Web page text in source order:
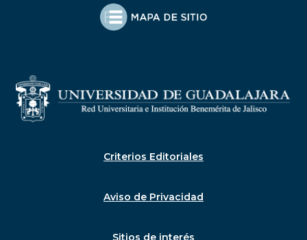
Criterios Editoriales
Aviso de Privacidad